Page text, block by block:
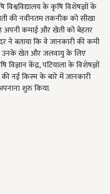
के कृषि विशेषज्ञों के
की नवीनतम तकनीक को सीखा
कमाई और खेती को बेहतर
ने बताया कि वे जानकारी की कमी
उनके खेत और जलवायु के लिए
केंद्र, पटियाला के विशेषज्ञों
नई किस्म के बारे में जानकारी
शुरु किया.